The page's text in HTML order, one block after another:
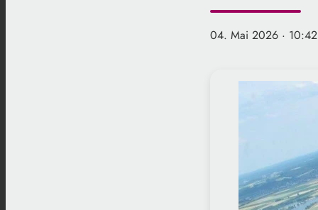
04. Mai 2026 ·